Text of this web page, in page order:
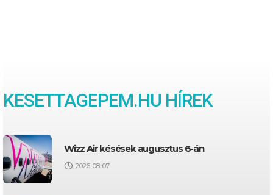
KESETTAGEPEM.HU HÍREK
Wizz Air késések augusztus 6-án
2026-08-07